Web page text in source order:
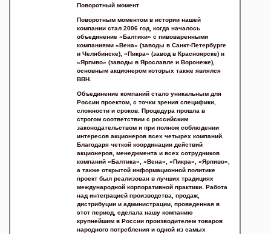
Поворотный момент
Поворотным моментом в истории нашей
компании стал 2006 год, когда началось
объединение «Балтики» с пивоваренными
компаниями «Вена» (заводы в Санкт-Петербурге
и Челябинске), «Пикра» (завод в Красноярске) и
«Ярпиво» (заводы в Ярославле и Воронеже),
основным акционером которых также являлся
BBH.
Объединение компаний стало уникальным для
России проектом, с точки зрения специфики,
сложности и сроков. Процедура прошла в
строгом соответствии с российским
законодательством и при полном соблюдении
интересов акционеров всех четырех компаний.
Благодаря четкой координации действий
акционеров, менеджмента и всех сотрудников
компаний «Балтика», «Вена», «Пикра», «Ярпиво»,
а также открытой информационной политике
проект был реализован в лучших традициях
международной корпоративной практики. Работа
над интеграцией производства, продаж,
дистрибуции и администрации, проведенная в
этот период, сделала нашу компанию
крупнейшим в России производителем товаров
народного потребления и одной из самых